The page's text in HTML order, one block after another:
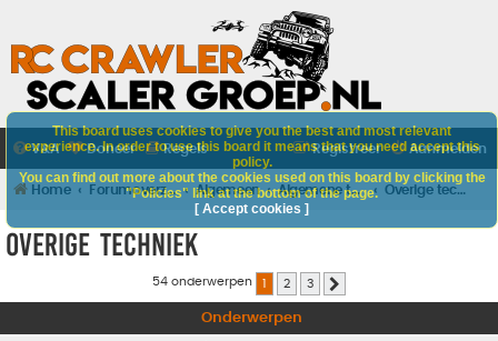
V&A Doneer Regels Aanmelden
Registreer
Home Forumoverzicht Algemeen Algemene techniek Overige techniek
Overige techniek
54 onderwerpen 2 3
Onderwerpen
This board uses cookies to give you the best and most relevant
experience. In order to use this board it means that you need accept this
policy.
You can find out more about the cookies used on this board by clicking the
"Policies" link at the bottom of the page.
[ Accept cookies ]